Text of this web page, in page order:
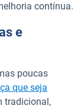
contínua.
e
poucas
que seja
tradicional,